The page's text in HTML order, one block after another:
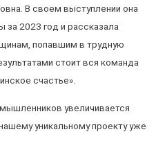
В своем выступлении она
за 2023 год и рассказала
попавшим в трудную
стоит вся команда
счастье».
увеличивается
уникальному проекту уже